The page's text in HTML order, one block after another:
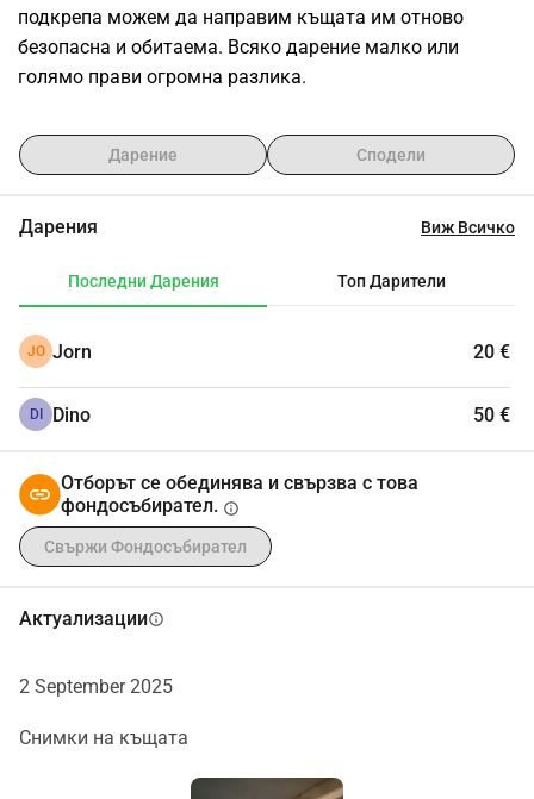
подкрепа можем да направим къщата им отново
безопасна и обитаема. Всяко дарение малко или
голямо прави огромна разлика.
Дарение Сподели
Дарения Виж Всичко
Последни Дарения Топ Дарители
JO Jorn 20 €
DI Dino 50 €
Отборът се обединява и свързва с това
фондосъбирател. info
Свържи Фондосъбирател
Актуализацииinfo
2 September 2025
Снимки на къщата